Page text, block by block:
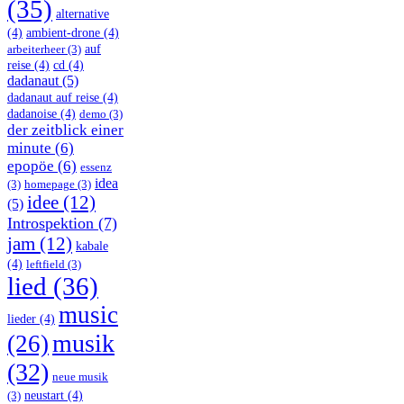
(35) alternative
(4) ambient-drone (4)
arbeiterheer(3) auf
reise (4) cd (4)
dadanaut (5)
dadanaut auf reise (4)
dadanoise (4) demo (3)
der zeitblick einer
minute (6)
epopöe (6) essenz
(3) homepage (3) idea
(5) idee (12)
Introspektion (7)
jam (12) kabale
(4) leftfield (3)
lied (36)
lieder (4) music
(26)musik
(32) neue musik
(3) neustart (4)